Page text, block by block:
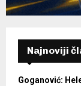
Najnoviji
Goganović: